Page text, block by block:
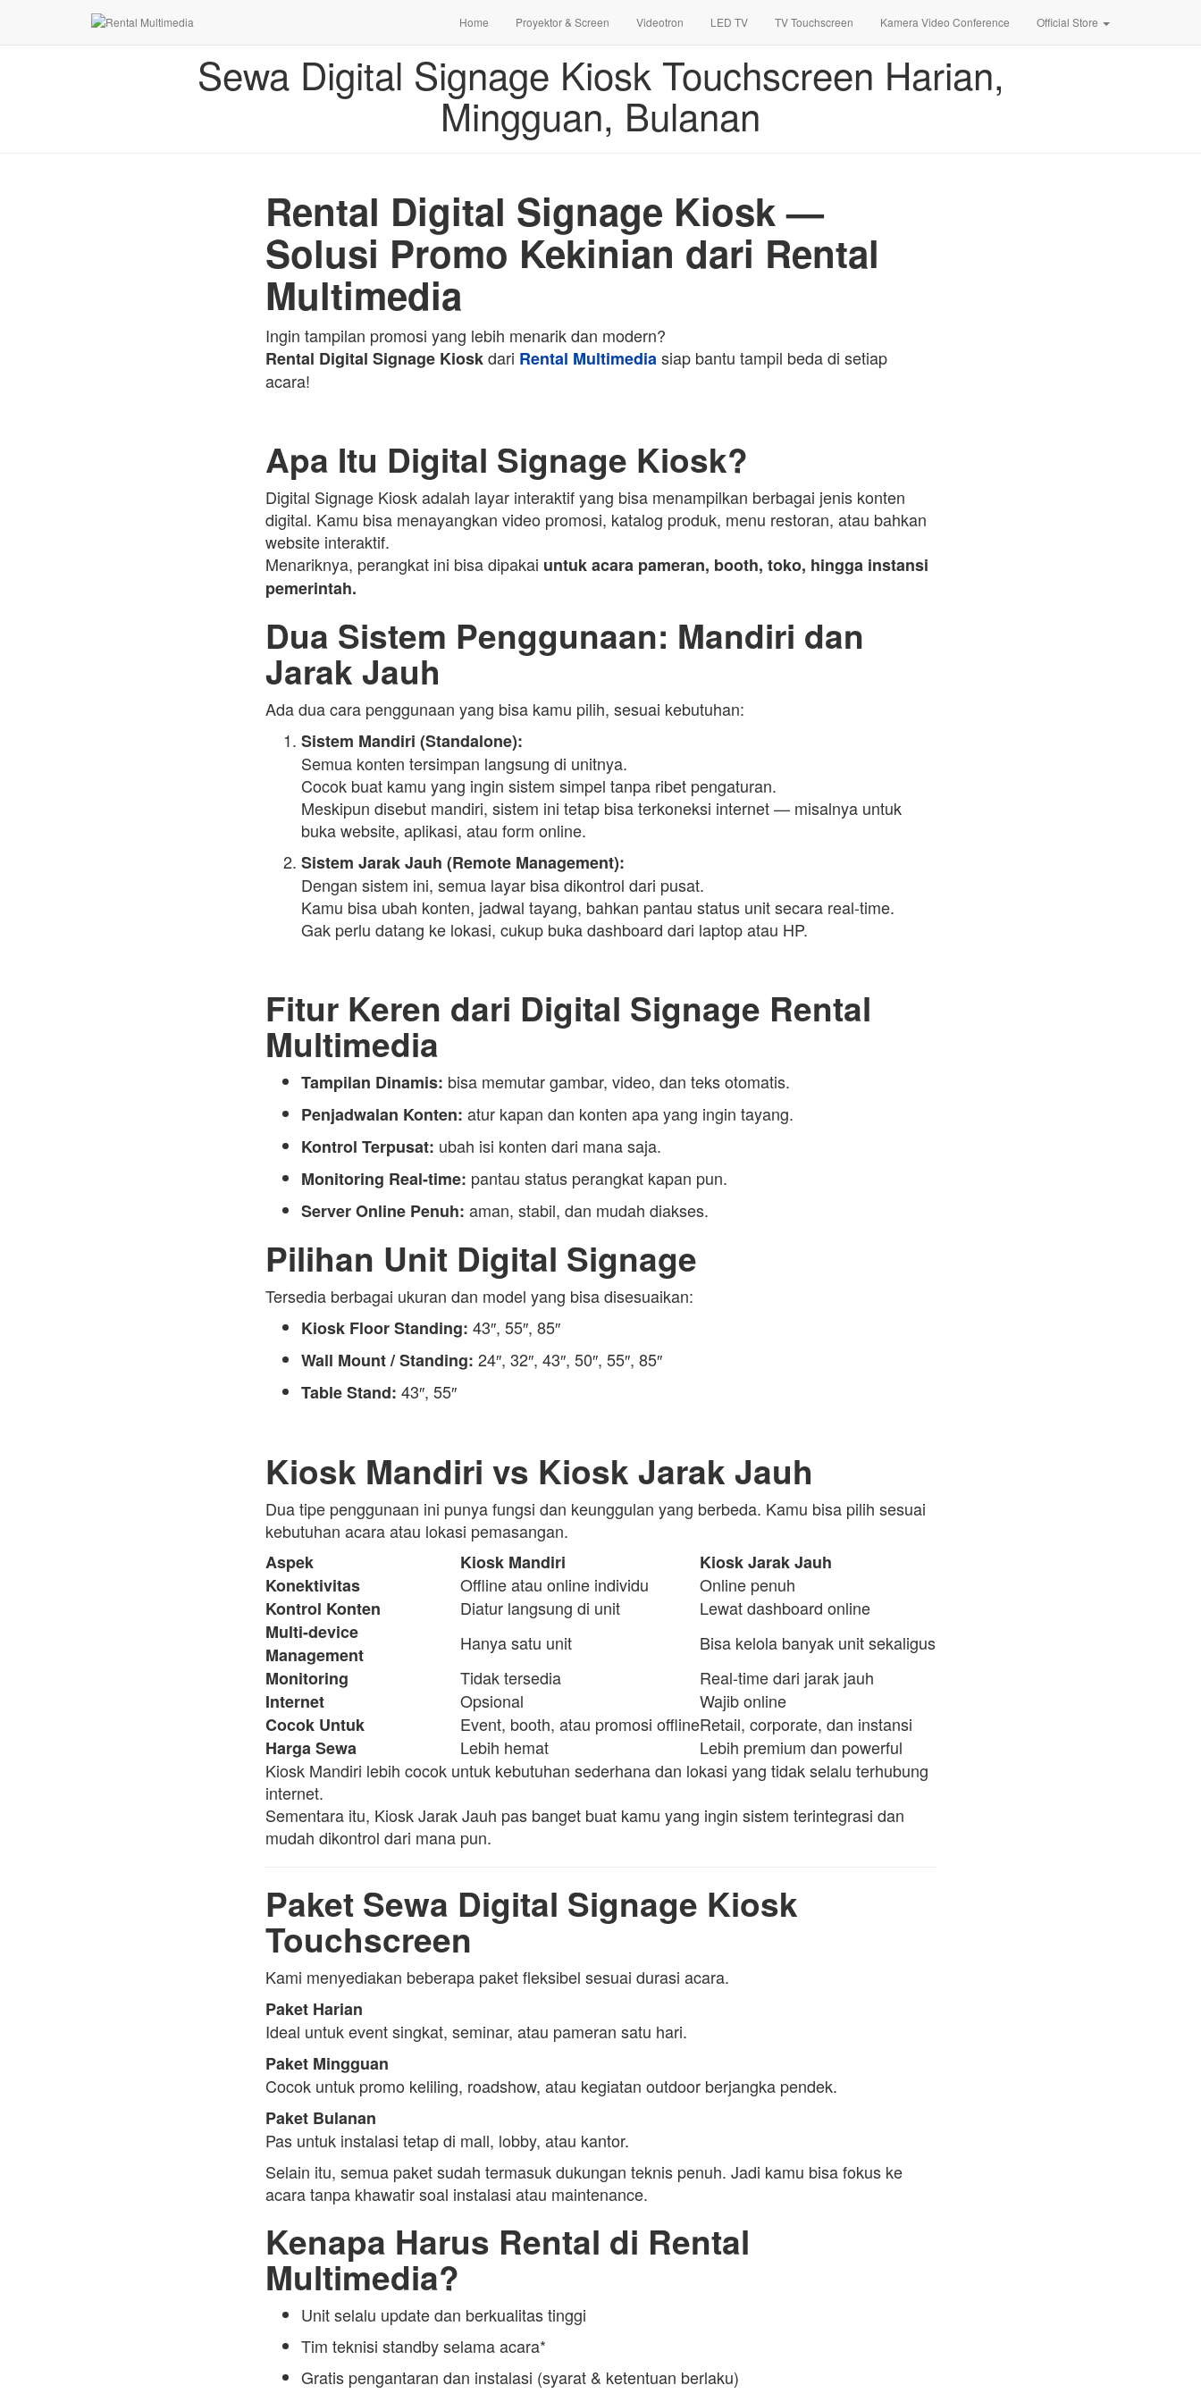
Home Proyektor & Screen Videotron LED TV TV Touchscreen Kamera Video Conference Official Store
Sewa Digital Signage Kiosk Touchscreen Harian,
Mingguan, Bulanan
Rental Digital Signage Kiosk —
Solusi Promo Kekinian dari Rental
Multimedia
Ingin tampilan promosi yang lebih menarik dan modern?
Rental Digital Signage Kioskdari Rental Multimediasiap bantu tampil beda di setiap
acara!
Apa Itu Digital Signage Kiosk?
Digital Signage Kiosk adalah layar interaktif yang bisa menampilkan berbagai jenis konten
digital. Kamu bisa menayangkan video promosi, katalog produk, menu restoran, atau bahkan
website interaktif.
Menariknya, perangkat ini bisa dipakai untuk acara pameran, booth, toko, hingga instansi
pemerintah.
Dua Sistem Penggunaan: Mandiri dan
Jarak Jauh
Ada dua cara penggunaan yang bisa kamu pilih, sesuai kebutuhan:
Sistem Mandiri (Standalone):
Semua konten tersimpan langsung di unitnya.
Cocok buat kamu yang ingin sistem simpel tanpa ribet pengaturan.
Meskipun disebut mandiri, sistem ini tetap bisa terkoneksi internet — misalnya untuk
buka website, aplikasi, atau form online.
Sistem Jarak Jauh (Remote Management):
Dengan sistem ini, semua layar bisa dikontrol dari pusat.
Kamu bisa ubah konten, jadwal tayang, bahkan pantau status unit secara real-time.
Gak perlu datang ke lokasi, cukup buka dashboard dari laptop atau HP.
Fitur Keren dari Digital Signage Rental
Multimedia
Tampilan Dinamis: bisa memutar gambar, video, dan teks otomatis.
Penjadwalan Konten: atur kapan dan konten apa yang ingin tayang.
Kontrol Terpusat: ubah isi konten dari mana saja.
Monitoring Real-time: pantau status perangkat kapan pun.
Server Online Penuh: aman, stabil, dan mudah diakses.
Pilihan Unit Digital Signage
Tersedia berbagai ukuran dan model yang bisa disesuaikan:
Kiosk Floor Standing: 43″, 55″, 85″
Wall Mount / Standing: 24″, 32″, 43″, 50″, 55″, 85″
Table Stand: 43″, 55″
Kiosk Mandiri vs Kiosk Jarak Jauh
Dua tipe penggunaan ini punya fungsi dan keunggulan yang berbeda. Kamu bisa pilih sesuai
kebutuhan acara atau lokasi pemasangan.
Aspek
Kiosk Mandiri
Kiosk Jarak Jauh
Konektivitas
Offline atau online individu
Online penuh
Kontrol Konten
Diatur langsung di unit
Lewat dashboard online
Multi-device
Management
Hanya satu unit
Bisa kelola banyak unit sekaligus
Monitoring
Tidak tersedia
Real-time dari jarak jauh
Internet
Opsional
Wajib online
Cocok Untuk
Event, booth, atau promosi offlineRetail, corporate, dan instansi
Harga Sewa
Lebih hemat
Lebih premium dan powerful
Kiosk Mandiri lebih cocok untuk kebutuhan sederhana dan lokasi yang tidak selalu terhubung
internet.
Sementara itu, Kiosk Jarak Jauh pas banget buat kamu yang ingin sistem terintegrasi dan
mudah dikontrol dari mana pun.
Paket Sewa Digital Signage Kiosk
Touchscreen
Kami menyediakan beberapa paket fleksibel sesuai durasi acara.
Paket Harian
Ideal untuk event singkat, seminar, atau pameran satu hari.
Paket Mingguan
Cocok untuk promo keliling, roadshow, atau kegiatan outdoor berjangka pendek.
Paket Bulanan
Pas untuk instalasi tetap di mall, lobby, atau kantor.
Selain itu, semua paket sudah termasuk dukungan teknis penuh. Jadi kamu bisa fokus ke
acara tanpa khawatir soal instalasi atau maintenance.
Kenapa Harus Rental di Rental
Multimedia?
Unit selalu update dan berkualitas tinggi
Tim teknisi standby selama acara*
Gratis pengantaran dan instalasi (syarat & ketentuan berlaku)